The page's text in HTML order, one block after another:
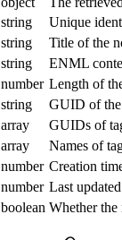
string
Unique
string
Title of the
string
ENML
number Length of
string
GUID of
array
GUIDs of
array
Names of
number Creation
number Last
boolean Whether the